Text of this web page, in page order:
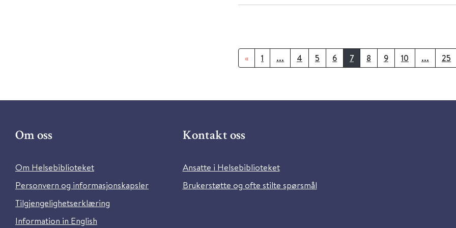
« 1 ... 4 5 6 7 8 9 10 ... 25
Om oss
Om Helsebiblioteket
Personvern og informasjonskapsler
Tilgjengelighetserklæring
Information in English
Kontakt oss
Ansatte i Helsebiblioteket
Brukerstøtte og ofte stilte spørsmål